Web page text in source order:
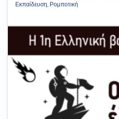
Εκπαίδευση, Ρομποτική